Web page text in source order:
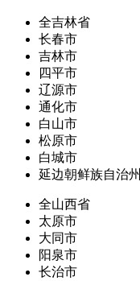
全吉林省
长春市
吉林市
四平市
辽源市
通化市
白山市
松原市
白城市
延边朝鲜族自治州
全山西省
太原市
大同市
阳泉市
长治市